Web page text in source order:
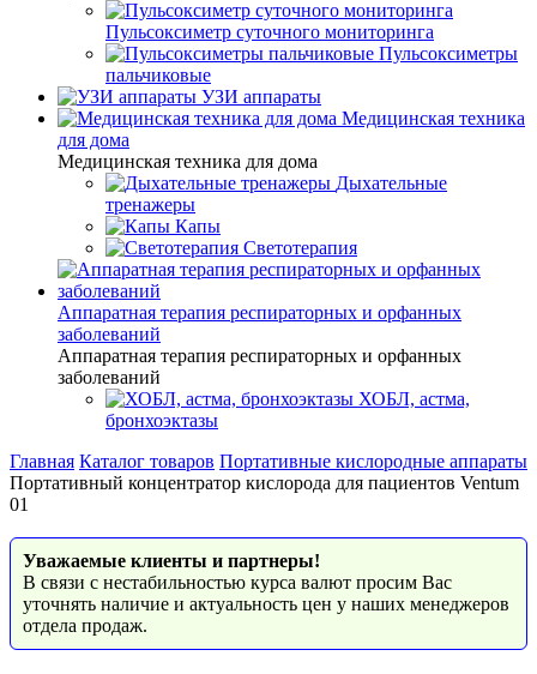
Пульсоксиметр суточного мониторинга
Пульсоксиметры
пальчиковые
УЗИ аппараты
Медицинская техника
для дома
Медицинская техника для дома
Дыхательные
тренажеры
Капы
Светотерапия
Аппаратная терапия респираторных и орфанных
заболеваний
Аппаратная терапия респираторных и орфанных
заболеваний
ХОБЛ, астма,
бронхоэктазы
Главная Каталог товаров Портативные кислородные аппараты
Портативный концентратор кислорода для пациентов Ventum
01
Уважаемые клиенты и партнеры!
В связи с нестабильностью курса валют просим Вас
уточнять наличие и актуальность цен у наших менеджеров
отдела продаж.